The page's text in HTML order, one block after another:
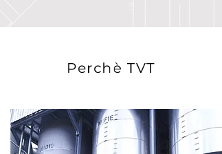
Perchè TVT